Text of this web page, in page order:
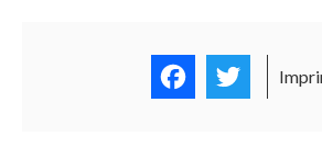
FacebookTwitter